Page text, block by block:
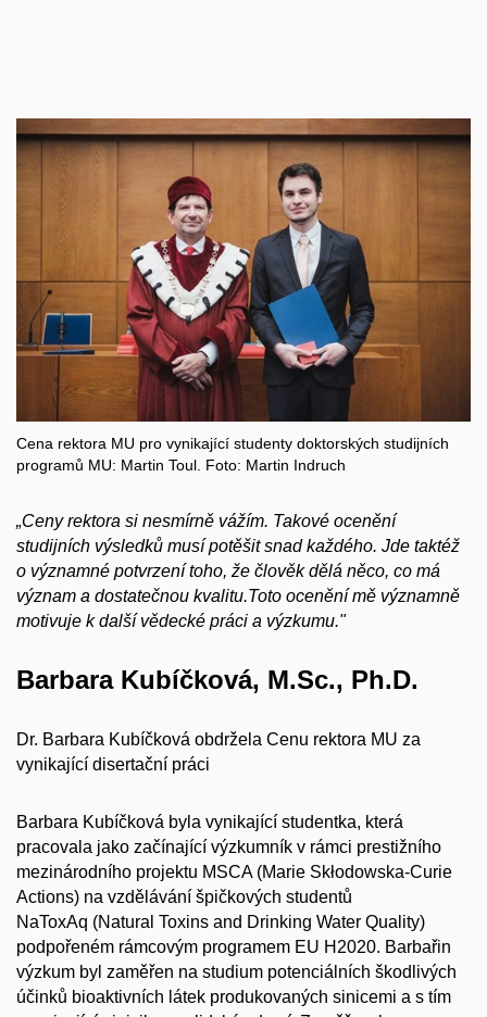
Cena rektora MU pro vynikající studenty doktorských studijních
programů MU: Martin Toul. Foto: Martin Indruch
„Ceny rektora si nesmírně vážím. Takové ocenění
studijních výsledků musí potěšit snad každého. Jde taktéž
o významné potvrzení toho, že člověk dělá něco, co má
význam a dostatečnou kvalitu.Toto ocenění mě významně
motivuje kdalší vědecké práci a výzkumu."
Barbara Kubíčková, M.Sc., Ph.D.
Dr. Barbara Kubíčková obdržela Cenu rektora MU za
vynikající disertační práci
Barbara Kubíčková byla vynikající studentka, která
pracovala jako začínající výzkumník v rámci prestižního
mezinárodního projektu MSCA (Marie Skłodowska-Curie
Actions) na vzdělávání špičkových studentů
NaToxAq (Natural Toxins and Drinking Water Quality)
podpořeném rámcovým programem EU H2020. Barbařin
výzkum byl zaměřen na studium potenciálních škodlivých
účinků bioaktivních látek produkovaných sinicemi a s tím